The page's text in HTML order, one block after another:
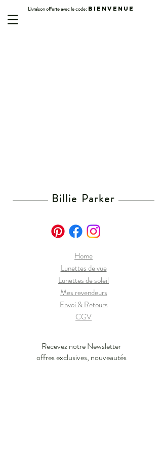
Livraison offerte avec le code: BIENVENUE
Billie Parker
Home
Lunettes de vue
Lunettes de soleil
Mes revendeurs
Envoi & Retours
CGV
Recevez notre Newsletter
offres exclusives, nouveautés